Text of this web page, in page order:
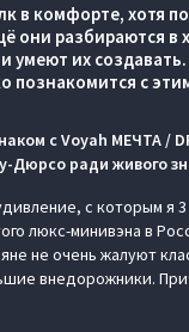
в комфорте, хотя
они разбираются в
умеют их
познакомится с
с Voyah МЕЧТА /
Дюрсо ради живого
с которым я
люкс-минивэна в
не очень жалуют
внедорожники.